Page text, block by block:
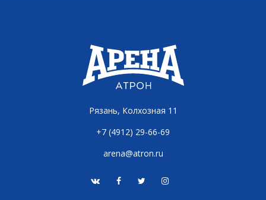
Рязань, Колхозная 11
+7 (4912) 29-66-69
arena@atron.ru